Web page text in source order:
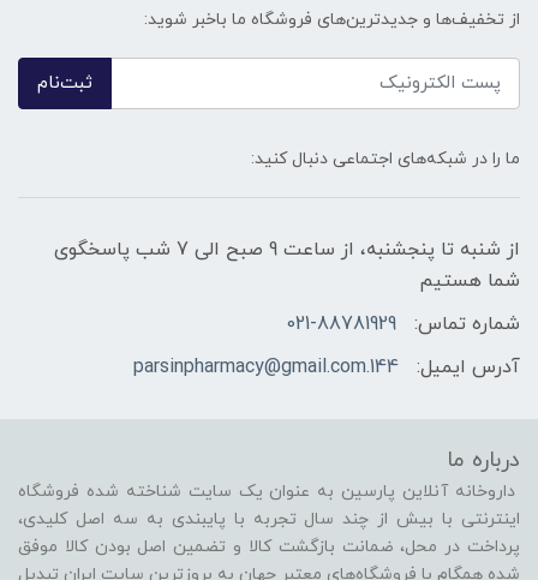
از تخفیف‌ها و جدیدترین‌های فروشگاه ما باخبر شوید:
ثبت‌نام
ما را در شبکه‌های اجتماعی دنبال کنید:
از شنبه تا پنجشنبه، از ساعت 9 صبح الی 7 شب پاسخگوی
شما هستیم
شماره تماس:
021-88781929
آدرس ایمیل:
144.parsinpharmacy@gmail.com
درباره ما
داروخانه آنلاین پارسین به عنوان یک سایت شناخته شده فروشگاه
اینترنتی با بیش از چند سال تجربه با پایبندی به سه اصل کلیدی،
پرداخت در محل، ضمانت بازگشت کالا و تضمین اصل بودن کالا موفق
شده همگام با فروشگاه‌های معتبر جهان به بروزترین سایت ایران تبدیل